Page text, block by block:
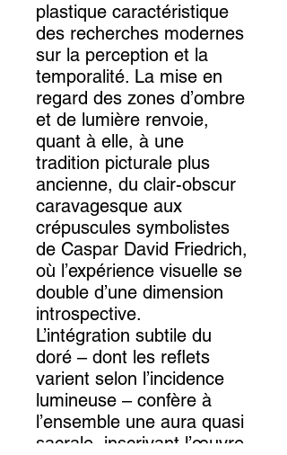
plastique caractéristique
des recherches modernes
sur la perception et la
temporalité. La mise en
regard des zones d’ombre
et de lumière renvoie,
quant à elle, à une
tradition picturale plus
ancienne, du clair-obscur
caravagesque aux
crépuscules symbolistes
de Caspar David Friedrich,
où l’expérience visuelle se
double d’une dimension
introspective.
L’intégration subtile du
doré – dont les reflets
varient selon l’incidence
lumineuse – confère à
l’ensemble une aura quasi
sacrale, inscrivant l’œuvre